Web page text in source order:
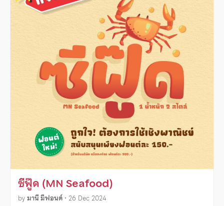
ซีฟู๊ด (MN Seafood)
byมานี มีฟอนต์ • 26 Dec 2024